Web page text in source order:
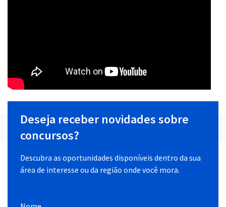
Deseja receber novidades sobre
concursos?
Descubra as oportunidades disponíveis dentro da sua
área de interesse ou da região onde você mora.